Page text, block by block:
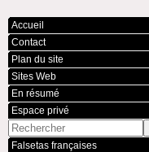
Accueil
Contact
Plan du site
Sites Web
En résumé
Espace privé
Falsetas françaises